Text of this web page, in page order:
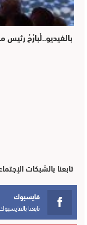
بالفيديو..لْبارْحْ
تابعنا بالشبكات
فايسبوك
تابعنا